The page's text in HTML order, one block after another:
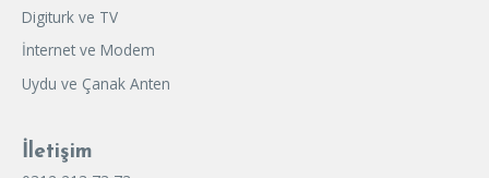
Digiturk ve TV
İnternet ve Modem
Uydu ve Çanak Anten
İletişim